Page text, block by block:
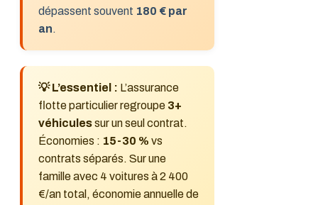
dépassent souvent 180 € par
an.
💡 L’essentiel : L’assurance
flotte particulier regroupe 3+
véhiculessur un seul contrat.
Économies : 15-30 % vs
contrats séparés. Sur une
famille avec 4 voitures à 2 400
€/an total, économie annuelle de